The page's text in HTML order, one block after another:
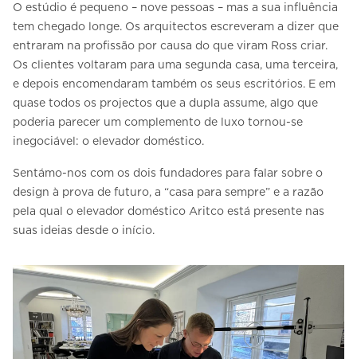
O estúdio é pequeno – nove pessoas – mas a sua influência
tem chegado longe. Os arquitectos escreveram a dizer que
entraram na profissão por causa do que viram Ross criar.
Os clientes voltaram para uma segunda casa, uma terceira,
e depois encomendaram também os seus escritórios. E em
quase todos os projectos que a dupla assume, algo que
poderia parecer um complemento de luxo tornou-se
inegociável: o elevador doméstico.
Sentámo-nos com os dois fundadores para falar sobre o
design à prova de futuro, a “casa para sempre” e a razão
pela qual o elevador doméstico Aritco está presente nas
suas ideias desde o início.